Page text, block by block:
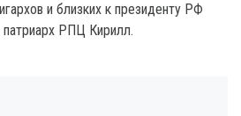
и близких к президенту РФ
РПЦ Кирилл.